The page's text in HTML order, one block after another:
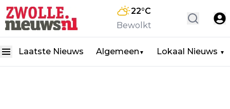
22°C
Bewolkt
Laatste Nieuws Algemeen ▼ Lokaal Nieuws ▼